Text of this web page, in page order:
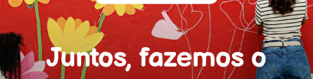
Juntos, fazemos o